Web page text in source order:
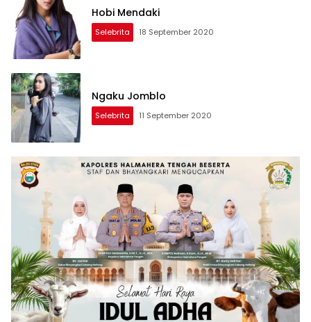
Hobi Mendaki
Selebrita 18 September 2020
Ngaku Jomblo
Selebrita 11 September 2020